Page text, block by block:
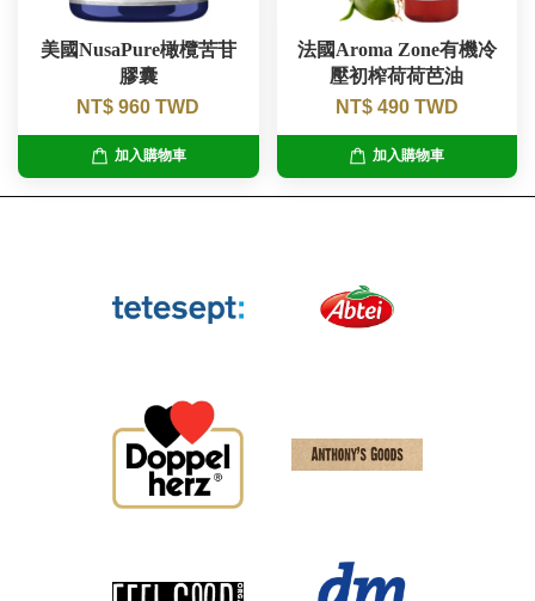
美國NusaPure橄欖苦苷
膠囊
NT$ 960 TWD
加入購物車
法國Aroma Zone有機冷
壓初榨荷荷芭油
NT$ 490 TWD
加入購物車